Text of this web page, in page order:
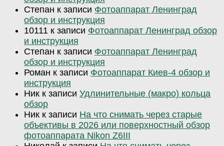
Степан к записи Фотоаппарат Ленинград
обзор и инструкция
10111 к записи Фотоаппарат Ленинград обзор
и инструкция
Степан к записи Фотоаппарат Ленинград
обзор и инструкция
Роман к записи Фотоаппарат Киев-4 обзор и
инструкция
Ник к записи Удлинительные (макро) кольца
обзор
Ник к записи На что снимать через старые
объективы в 2026 или поверхностный обзор
фотоаппарата Nikon Z6III